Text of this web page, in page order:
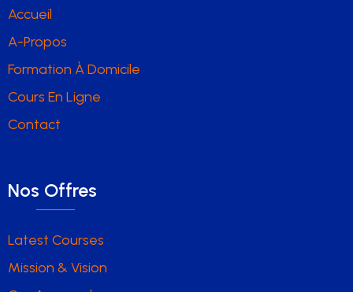
Accueil
A-Propos
Formation À Domicile
Cours En Ligne
Contact
Nos Offres
Latest Courses
Mission & Vision